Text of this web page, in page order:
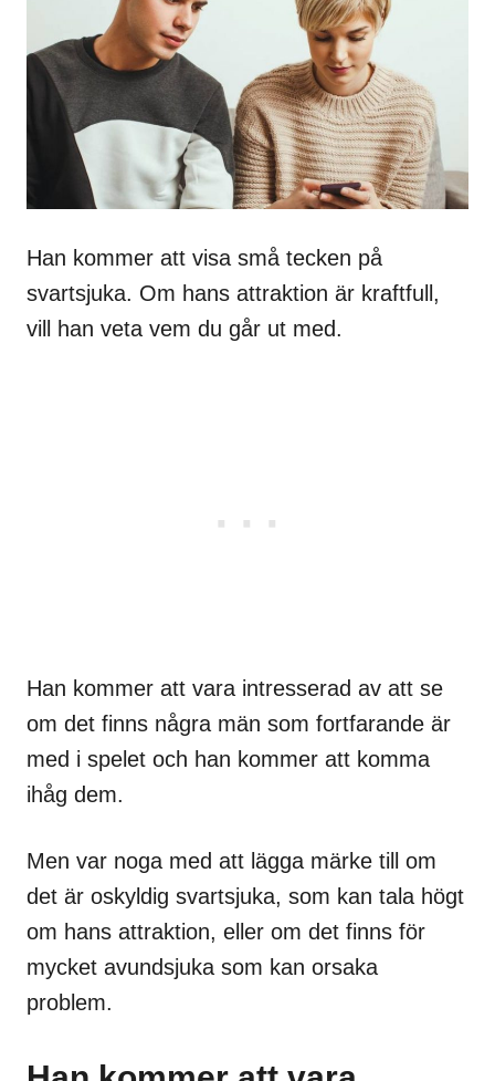
Han kommer att visa små tecken på
svartsjuka. Om hans attraktion är kraftfull,
vill han veta vem du går ut med.
Han kommer att vara intresserad av att se
om det finns några män som fortfarande är
med i spelet och han kommer att komma
ihåg dem.
Men var noga med att lägga märke till om
det är oskyldig svartsjuka, som kan tala högt
om hans attraktion, eller om det finns för
mycket avundsjuka som kan orsaka
problem.